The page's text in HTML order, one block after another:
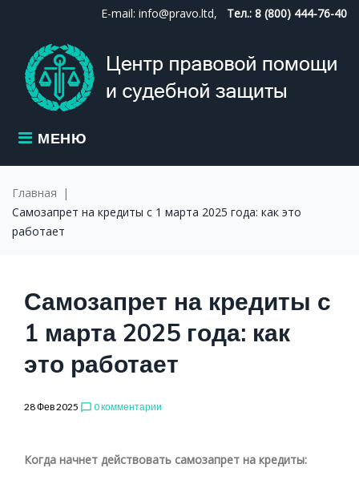
content
E-mail: info@pravo.ltd, Тел.: 8 (800) 444-76-40
МЕНЮ
Главная |
Самозапрет на кредиты с 1 марта 2025 года: как это
работает
Самозапрет на кредиты с
1 марта 2025 года: как
это работает
28 Фев 2025 chat_bubble_outline 0 комментарии
Когда начнет действовать самозапрет на кредиты: